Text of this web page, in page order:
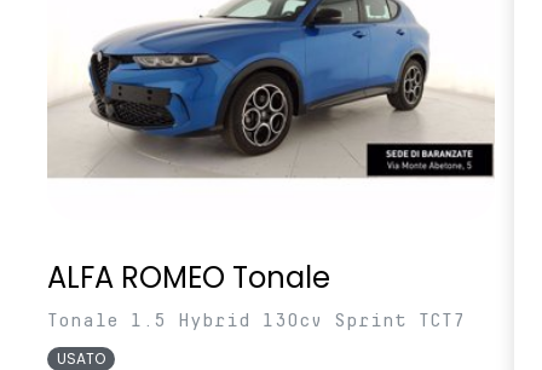
ALFA ROMEO Tonale
Tonale 1.5 Hybrid 130cv Sprint TCT7
USATO